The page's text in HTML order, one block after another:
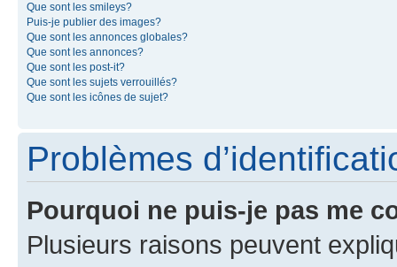
Que sont les smileys?
Puis-je publier des images?
Que sont les annonces globales?
Que sont les annonces?
Que sont les post-it?
Que sont les sujets verrouillés?
Que sont les icônes de sujet?
Problèmes
Pourquoi ne puis-je pas me
Plusieurs raisons peuvent